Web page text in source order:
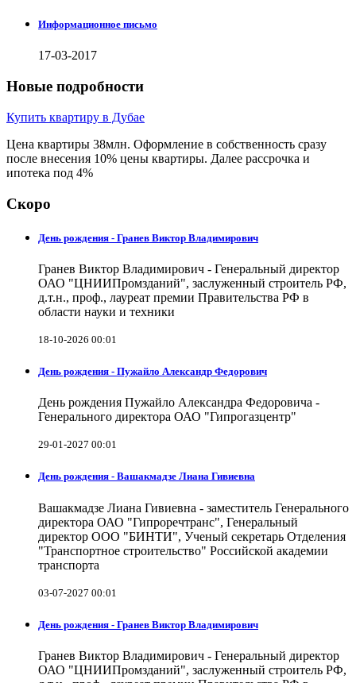
Информационное письмо
17-03-2017
Новые подробности
Купить квартиру в Дубае
Цена квартиры 38млн. Оформление в собственность сразу
после внесения 10% цены квартиры. Далее рассрочка и
ипотека под 4%
Скоро
День рождения - Гранев Виктор Владимирович
Гранев Виктор Владимирович - Генеральный директор
ОАО "ЦНИИПромзданий", заслуженный строитель РФ,
д.т.н., проф., лауреат премии Правительства РФ в
области науки и техники
18-10-2026 00:01
День рождения - Пужайло Александр Федорович
День рождения Пужайло Александра Федоровича -
Генерального директора ОАО "Гипрогазцентр"
29-01-2027 00:01
День рождения - Вашакмадзе Лиана Гивиевна
Вашакмадзе Лиана Гивиевна - заместитель Генерального
директора ОАО "Гипроречтранс", Генеральный
директор ООО "БИНТИ", Ученый секретарь Отделения
"Транспортное строительство" Российской академии
транспорта
03-07-2027 00:01
День рождения - Гранев Виктор Владимирович
Гранев Виктор Владимирович - Генеральный директор
ОАО "ЦНИИПромзданий", заслуженный строитель РФ,